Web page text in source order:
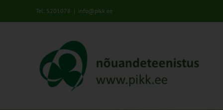
Tel: 5201078 | info@pikk.ee